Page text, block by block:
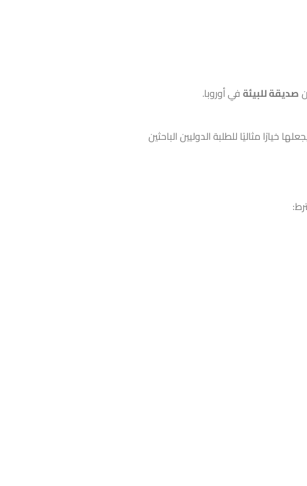
صديقة للبيئةفي أوروبا.
خيارًا مثاليًا للطلبة الدوليين الباحثين